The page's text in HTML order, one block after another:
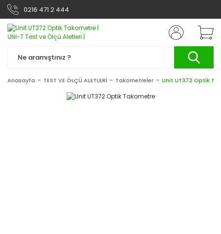
0216 471 2 444
Anasayfa TEST VE ÖLÇÜ ALETLERİ Takometreler Unit UT372 Optik